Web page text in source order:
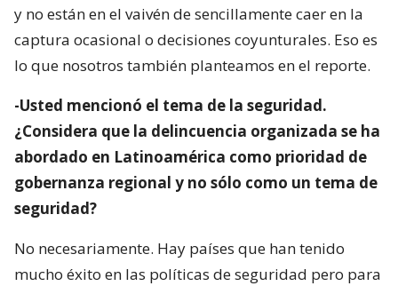
y no están en el vaivén de sencillamente caer en la
captura ocasional o decisiones coyunturales. Eso es
lo que nosotros también planteamos en el reporte.
-Usted mencionó el tema de la seguridad.
¿Considera que la delincuencia organizada se ha
abordado en Latinoamérica como prioridad de
gobernanza regional y no sólo como un tema de
seguridad?
No necesariamente. Hay países que han tenido
mucho éxito en las políticas de seguridad pero para